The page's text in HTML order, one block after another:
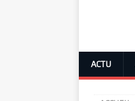
ACTU